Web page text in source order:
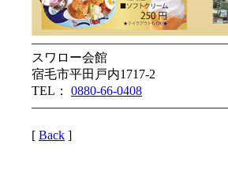
スワロー会館
宿毛市平田戸内1717-2
TEL： 0880-66-0408
[ Back ]